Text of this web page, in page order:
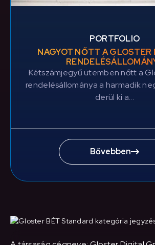
PORTFOLIO
NAGYOT NŐTT A GLOSTER
Kétszámjegyű ütemben nőtt a
rendelésállománya a harmadik
derül ki a...
Bővebben